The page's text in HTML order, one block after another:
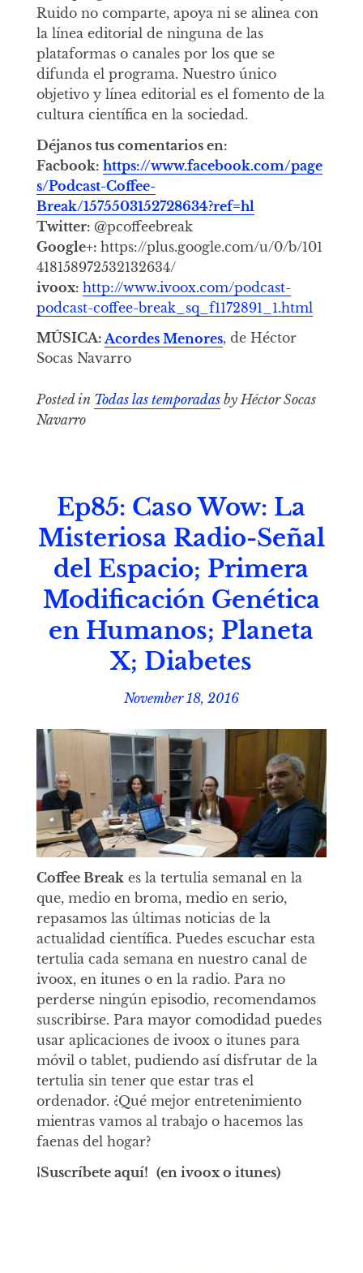
Ruido no comparte, apoya ni se alinea con
la línea editorial de ninguna de las
plataformas o canales por los que se
difunda el programa. Nuestro único
objetivo y línea editorial es el fomento de la
cultura científica en la sociedad.
Déjanos tus comentarios en:
Facbook: https://www.facebook.com/page
s/Podcast-Coffee-
Break/1575503152728634?ref=hl
Twitter: @pcoffeebreak
Google+: https://plus.google.com/u/0/b/101
418158972532132634/
ivoox: http://www.ivoox.com/podcast-
podcast-coffee-break_sq_f1172891_1.html
MÚSICA: Acordes Menores, de Héctor
Socas Navarro
Posted in Todas las temporadasby Héctor Socas
Navarro
Ep85: Caso Wow: La
Misteriosa Radio-Señal
del Espacio; Primera
Modificación Genética
en Humanos; Planeta
X; Diabetes
November 18, 2016
Coffee Breakes la tertulia semanal en la
que, medio en broma, medio en serio,
repasamos las últimas noticias de la
actualidad científica. Puedes escuchar esta
tertulia cada semana en nuestro canal de
ivoox, en itunes o en la radio. Para no
perderse ningún episodio, recomendamos
suscribirse. Para mayor comodidad puedes
usar aplicaciones de ivoox o itunes para
móvil o tablet, pudiendo así disfrutar de la
tertulia sin tener que estar tras el
ordenador. ¿Qué mejor entretenimiento
mientras vamos al trabajo o hacemos las
faenas del hogar?
¡Suscríbete aquí! (en ivoox o itunes)